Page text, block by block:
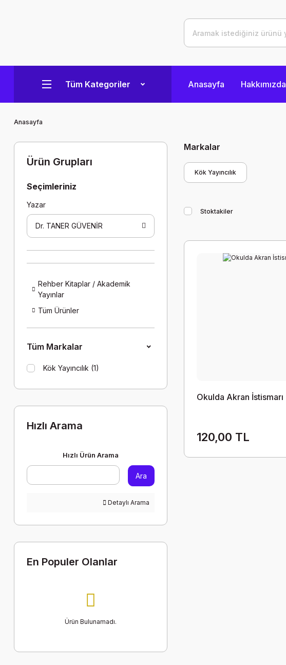
Tüm Kategoriler Anasayfa Hakkımızda
Anasayfa
Ürün Grupları
Seçimleriniz
Yazar
Dr. TANER GÜVENİR
Rehber Kitaplar / Akademik
Yayınlar
Tüm Ürünler
Tüm Markalar
Kök Yayıncılık (1)
Hızlı Arama
Hızlı Ürün Arama
Ara
Detaylı Arama
En Populer Olanlar
Ürün Bulunamadı.
Markalar
Kök Yayıncılık
Stoktakiler
Okulda Akran İstismarı
120,00 TL